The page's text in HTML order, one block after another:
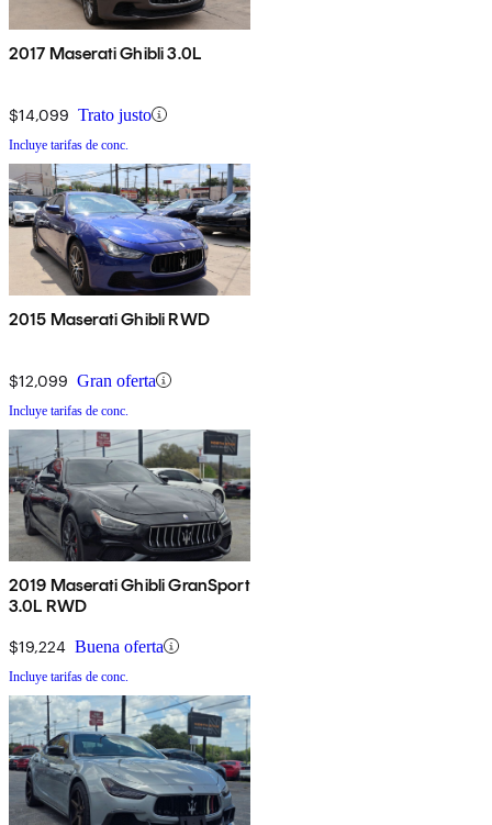
2017 Maserati Ghibli 3.0L
$14,099 Trato justo
Incluye tarifas de conc.
2015 Maserati Ghibli RWD
$12,099 Gran oferta
Incluye tarifas de conc.
2019 Maserati Ghibli GranSport
3.0L RWD
$19,224 Buena oferta
Incluye tarifas de conc.